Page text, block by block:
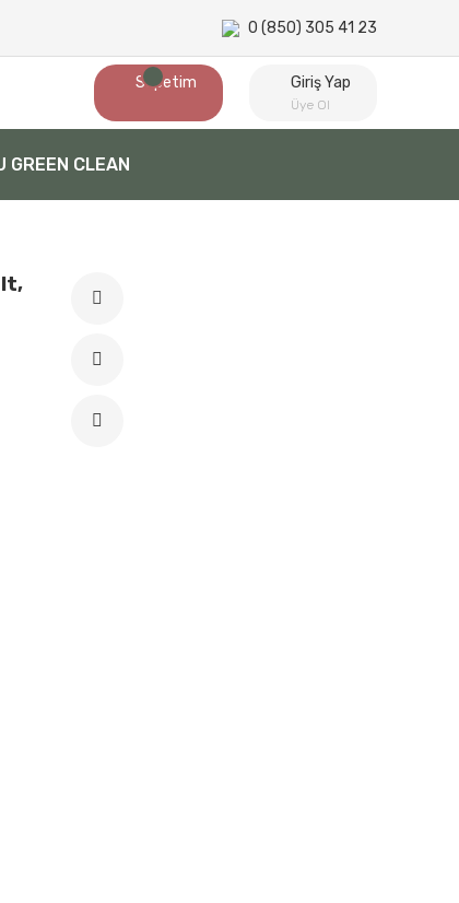
0 (850) 305 41 23
Sepetim Giriş Yap
Üye Ol
GREEN CLEAN
lt,